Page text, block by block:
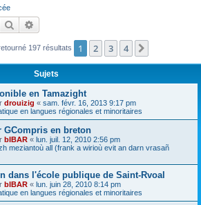
c
Rechercher
197 résultats 1 2 3 4
Sujets
en Tamazight
drouizig « sam. févr. 16, 2013 9:17 pm
en langues régionales et minoritaires
GCompris en breton
bIBAR « lun. juil. 12, 2010 2:56 pm
meziantoù all (frank a wirioù evit an darn vrasañ
dans l'école publique de Saint-Rvoal
bIBAR « lun. juin 28, 2010 8:14 pm
en langues régionales et minoritaires